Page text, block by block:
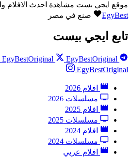
موقع ايجي بست مشاهدة احدث الافلام
EgyBest
صنع في مصر
تابع ايجي بيست
EgyBestOriginal
EgyBestOriginal
EgyBestOriginal
افلام 2026
مسلسلات 2026
افلام 2025
مسلسلات 2025
افلام 2024
مسلسلات 2024
افلام عربي